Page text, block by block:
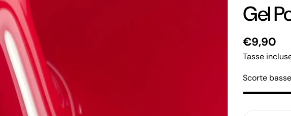
Gel
Prezzo
regolare
€9,90
Tasse
Scorte basse